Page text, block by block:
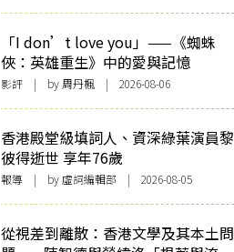
「I don’t love you」——《蜘蛛
俠：英雄重生》中的愛與記憶
影評 | by 周丹楓 | 2026-08-06
香港殿堂級填詞人、資深綠葉演員黎
彼得逝世 享年76歲
報導 | by 虛詞編輯部 | 2026-08-05
從視差到離散：香港文學及其本土問